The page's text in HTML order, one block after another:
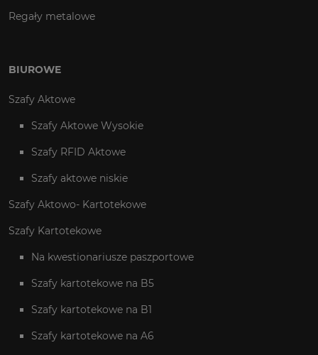
Regały metalowe
BIUROWE
Szafy Aktowe
Szafy Aktowe Wysokie
Szafy RFID Aktowe
Szafy aktowe niskie
Szafy Aktowo- Kartotekowe
Szafy Kartotekowe
Na kwestionariusze paszportowe
Szafy kartotekowe na B5
Szafy kartotekowe na B1
Szafy kartotekowe na A6